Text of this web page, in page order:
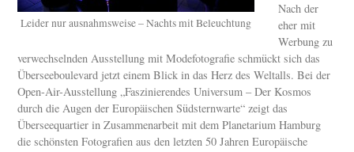
Leider nur ausnahmsweise – Nachts mit Beleuchtung
Nach der
eher mit
Werbung zu
verwechselnden Ausstellung mit Modefotografie schmückt sich das
Überseeboulevard jetzt einem Blick in das Herz des Weltalls. Bei der
Open-Air-Ausstellung „Faszinierendes Universum – Der Kosmos
durch die Augen der Europäischen Südsternwarte“ zeigt das
Überseequartier in Zusammenarbeit mit dem Planetarium Hamburg
die schönsten Fotografien aus den letzten 50 Jahren Europäische